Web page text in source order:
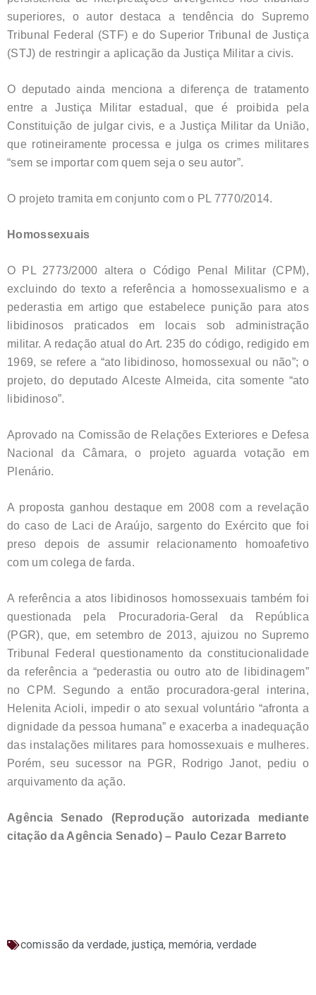
superiores, o autor destaca a tendência do Supremo
Tribunal Federal (STF) e do Superior Tribunal de Justiça
(STJ) de restringir a aplicação da Justiça Militar a civis.
O deputado ainda menciona a diferença de tratamento
entre a Justiça Militar estadual, que é proibida pela
Constituição de julgar civis, e a Justiça Militar da União,
que rotineiramente processa e julga os crimes militares
“sem se importar com quem seja o seu autor”.
O projeto tramita em conjunto com o PL 7770/2014.
Homossexuais
O PL 2773/2000 altera o Código Penal Militar (CPM),
excluindo do texto a referência a homossexualismo e a
pederastia em artigo que estabelece punição para atos
libidinosos praticados em locais sob administração
militar. A redação atual do Art. 235 do código, redigido em
1969, se refere a “ato libidinoso, homossexual ou não”; o
projeto, do deputado Alceste Almeida, cita somente “ato
libidinoso”.
Aprovado na Comissão de Relações Exteriores e Defesa
Nacional da Câmara, o projeto aguarda votação em
Plenário.
A proposta ganhou destaque em 2008 com a revelação
do caso de Laci de Araújo, sargento do Exército que foi
preso depois de assumir relacionamento homoafetivo
com um colega de farda.
A referência a atos libidinosos homossexuais também foi
questionada pela Procuradoria-Geral da República
(PGR), que, em setembro de 2013, ajuizou no Supremo
Tribunal Federal questionamento da constitucionalidade
da referência a “pederastia ou outro ato de libidinagem”
no CPM. Segundo a então procuradora-geral interina,
Helenita Acioli, impedir o ato sexual voluntário “afronta a
dignidade da pessoa humana” e exacerba a inadequação
das instalações militares para homossexuais e mulheres.
Porém, seu sucessor na PGR, Rodrigo Janot, pediu o
arquivamento da ação.
Agência Senado (Reprodução autorizada mediante
citação da Agência Senado) – Paulo Cezar Barreto
comissão da verdade, justiça, memória, verdade